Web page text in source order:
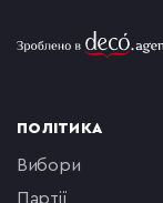
ПОЛІТИКА
вибори
партії